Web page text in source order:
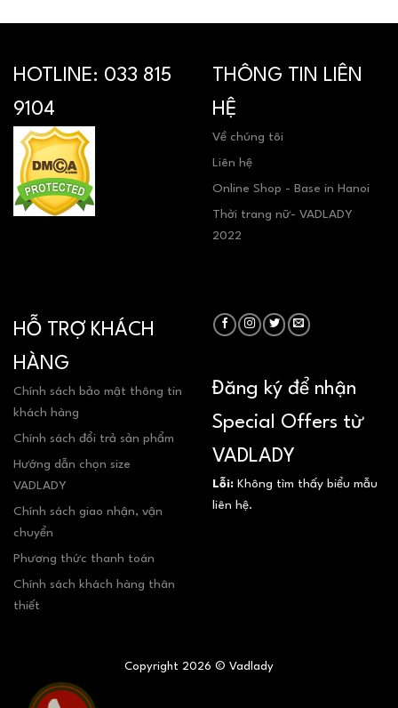
HOTLINE: 033 815
9104
THÔNG TIN LIÊN
HỆ
Về chúng tôi
Liên hệ
Online Shop - Base in Hanoi
Thời trang nữ- VADLADY
2022
HỖ TRỢ KHÁCH
HÀNG
Chính sách bảo mật thông tin
khách hàng
Chính sách đổi trả sản phẩm
Hướng dẫn chọn size
VADLADY
Chính sách giao nhận, vận
chuyển
Phương thức thanh toán
Chính sách khách hàng thân
thiết
Đăng ký để nhận
Special Offers từ
VADLADY
Lỗi: Không tìm thấy biểu mẫu
liên hệ.
Copyright 2026 © Vadlady